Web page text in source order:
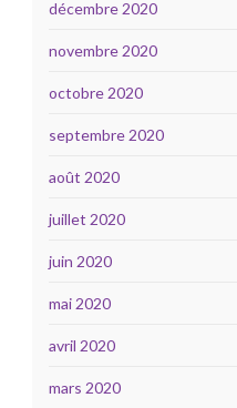
décembre 2020
novembre 2020
octobre 2020
septembre 2020
août 2020
juillet 2020
juin 2020
mai 2020
avril 2020
mars 2020